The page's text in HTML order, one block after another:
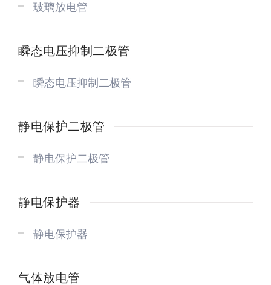
玻璃放电管
瞬态电压抑制二极管
瞬态电压抑制二极管
静电保护二极管
静电保护二极管
静电保护器
静电保护器
气体放电管